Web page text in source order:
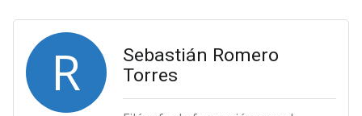
R
Sebastián Romero
Torres